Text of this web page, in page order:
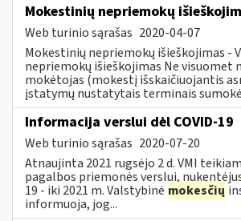
Mokestinių nepriemokų
Web turinio sąrašas 2020-04-07
Mokestinių nepriemokų išieškojimas -
nepriemokų išieškojimas Ne visuomet
mokėtojas (mokestį išskaičiuojantis
įstatymų nustatytais terminais
Informacija verslui dėl COVID-19
Web turinio sąrašas 2020-07-20
Atnaujinta 2021 rugsėjo 2 d. VMI
pagalbos priemonės verslui,
19 - iki 2021 m. Valstybinė mokesčių
informuoja, jog...